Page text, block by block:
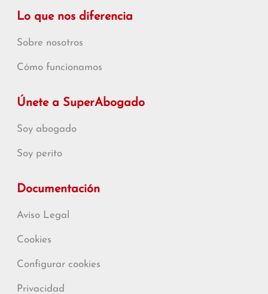
Lo que nos diferencia
Sobre nosotros
Cómo funcionamos
Únete a SuperAbogado
Soy abogado
Soy perito
Documentación
Aviso Legal
Cookies
Configurar cookies
Privacidad